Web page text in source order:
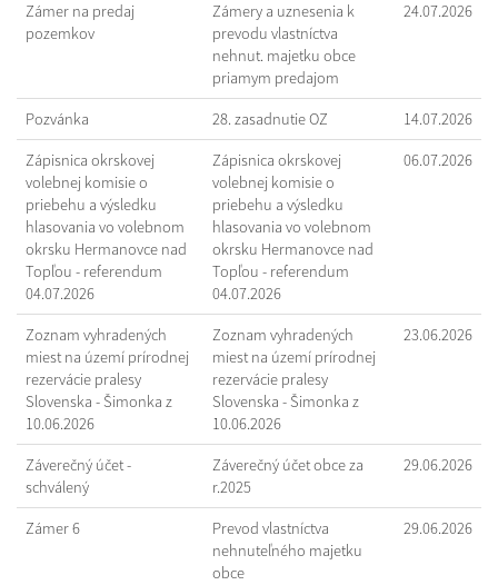
Zámer na predaj
pozemkov
Zámery a uznesenia k
prevodu vlastníctva
nehnut. majetku obce
priamym predajom
24.07.2026
Pozvánka 28. zasadnutie OZ 14.07.2026
Zápisnica okrskovej
volebnej komisie o
priebehu a výsledku
hlasovania vo volebnom
okrsku Hermanovce nad
Topľou - referendum
04.07.2026
Zápisnica okrskovej
volebnej komisie o
priebehu a výsledku
hlasovania vo volebnom
okrsku Hermanovce nad
Topľou - referendum
04.07.2026
06.07.2026
Zoznam vyhradených
miest na území prírodnej
rezervácie pralesy
Slovenska - Šimonka z
10.06.2026
Zoznam vyhradených
miest na území prírodnej
rezervácie pralesy
Slovenska - Šimonka z
10.06.2026
23.06.2026
Záverečný účet -
schválený
Záverečný účet obce za
r.2025
29.06.2026
Zámer 6
Prevod vlastníctva
nehnuteľného majetku
obce
29.06.2026